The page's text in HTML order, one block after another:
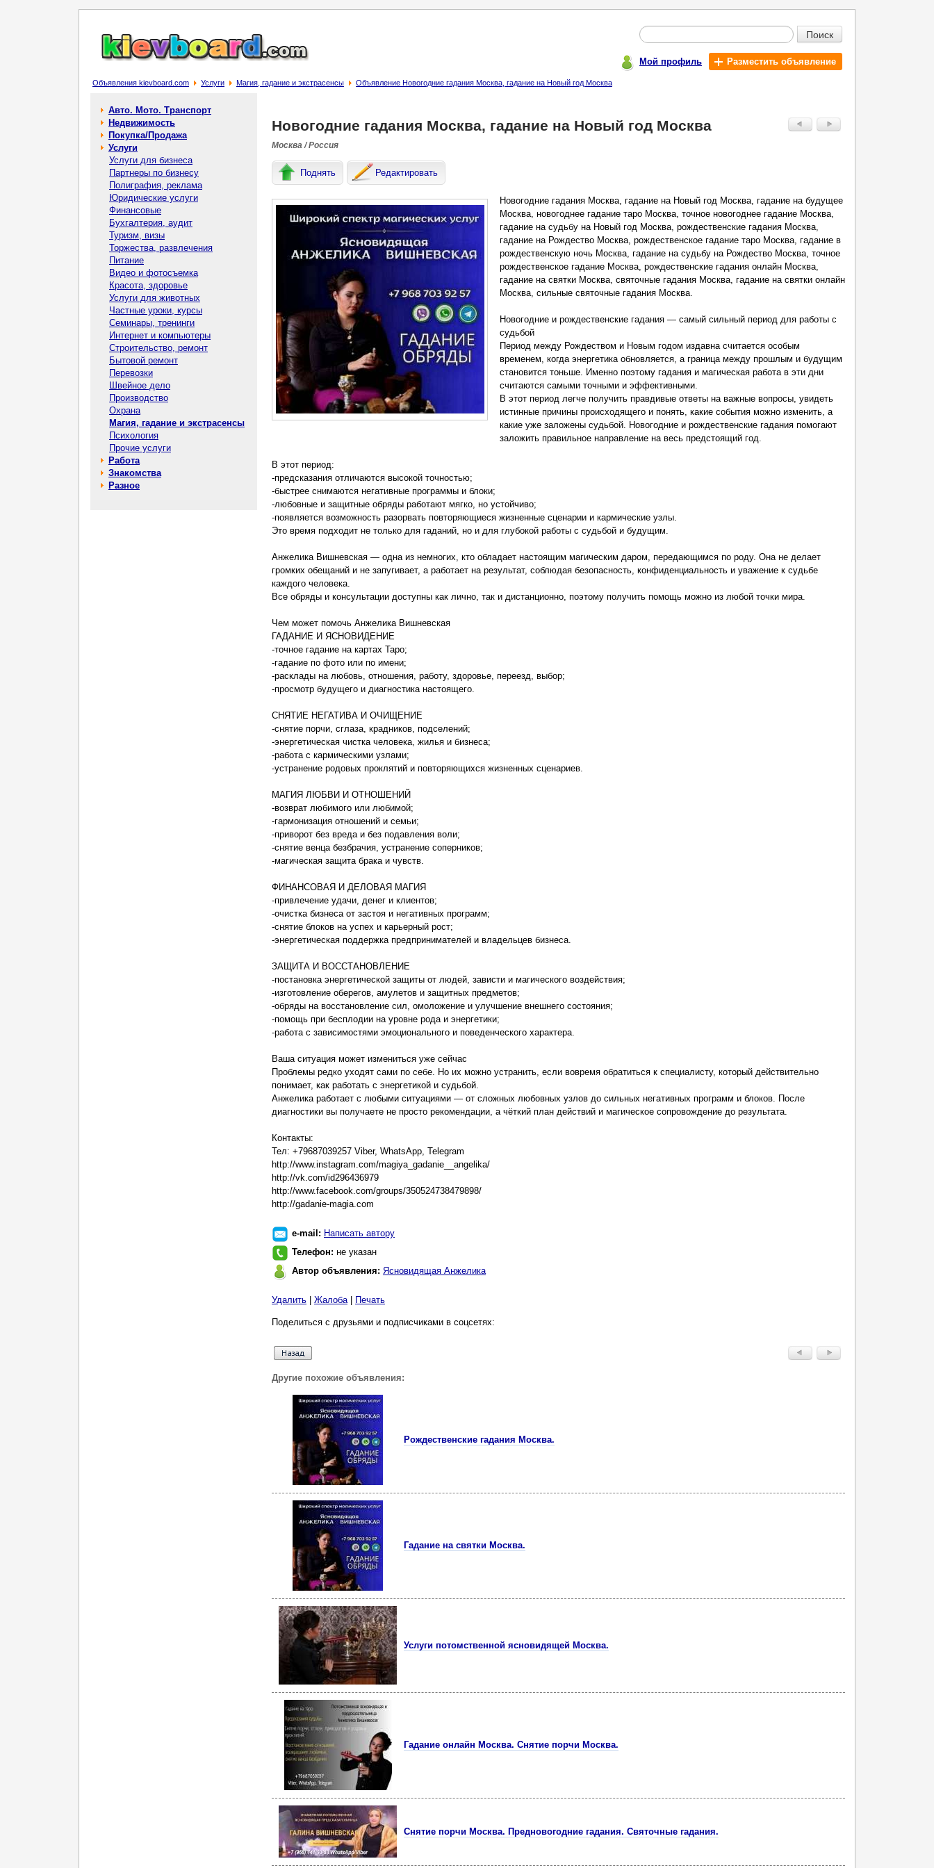
Поиск
Мой профиль Разместить объявление
Объявления kievboard.com Услуги Магия, гадание и экстрасенсы Объявление Новогодние гадания Москва, гадание на Новый год Москва
Авто. Мото. Транспорт
Недвижимость
Покупка/Продажа
Услуги
Услуги для бизнеса
Партнеры по бизнесу
Полиграфия, реклама
Юридические услуги
Финансовые
Бухгалтерия, аудит
Туризм, визы
Торжества, развлечения
Питание
Видео и фотосъемка
Красота, здоровье
Услуги для животных
Частные уроки, курсы
Семинары, тренинги
Интернет и компьютеры
Строительство, ремонт
Бытовой ремонт
Перевозки
Швейное дело
Производство
Охрана
Магия, гадание и экстрасенсы
Психология
Прочие услуги
Работа
Знакомства
Разное
Новогодние гадания Москва, гадание на Новый год Москва
Москва / Россия
Поднять Редактировать
Новогодние гадания Москва, гадание на Новый год Москва, гадание на будущее
Москва, новогоднее гадание таро Москва, точное новогоднее гадание Москва,
гадание на судьбу на Новый год Москва, рождественские гадания Москва,
гадание на Рождество Москва, рождественское гадание таро Москва, гадание в
рождественскую ночь Москва, гадание на судьбу на Рождество Москва, точное
рождественское гадание Москва, рождественские гадания онлайн Москва,
гадание на святки Москва, святочные гадания Москва, гадание на святки онлайн
Москва, сильные святочные гадания Москва.
Новогодние и рождественские гадания — самый сильный период для работы с
судьбой
Период между Рождеством и Новым годом издавна считается особым
временем, когда энергетика обновляется, а граница между прошлым и будущим
становится тоньше. Именно поэтому гадания и магическая работа в эти дни
считаются самыми точными и эффективными.
В этот период легче получить правдивые ответы на важные вопросы, увидеть
истинные причины происходящего и понять, какие события можно изменить, а
какие уже заложены судьбой. Новогодние и рождественские гадания помогают
заложить правильное направление на весь предстоящий год.
В этот период:
-предсказания отличаются высокой точностью;
-быстрее снимаются негативные программы и блоки;
-любовные и защитные обряды работают мягко, но устойчиво;
-появляется возможность разорвать повторяющиеся жизненные сценарии и кармические узлы.
Это время подходит не только для гаданий, но и для глубокой работы с судьбой и будущим.
Анжелика Вишневская — одна из немногих, кто обладает настоящим магическим даром, передающимся по роду. Она не делает
громких обещаний и не запугивает, а работает на результат, соблюдая безопасность, конфиденциальность и уважение к судьбе
каждого человека.
Все обряды и консультации доступны как лично, так и дистанционно, поэтому получить помощь можно из любой точки мира.
Чем может помочь Анжелика Вишневская
ГАДАНИЕ И ЯСНОВИДЕНИЕ
-точное гадание на картах Таро;
-гадание по фото или по имени;
-расклады на любовь, отношения, работу, здоровье, переезд, выбор;
-просмотр будущего и диагностика настоящего.
СНЯТИЕ НЕГАТИВА И ОЧИЩЕНИЕ
-снятие порчи, сглаза, крадников, подселений;
-энергетическая чистка человека, жилья и бизнеса;
-работа с кармическими узлами;
-устранение родовых проклятий и повторяющихся жизненных сценариев.
МАГИЯ ЛЮБВИ И ОТНОШЕНИЙ
-возврат любимого или любимой;
-гармонизация отношений и семьи;
-приворот без вреда и без подавления воли;
-снятие венца безбрачия, устранение соперников;
-магическая защита брака и чувств.
ФИНАНСОВАЯ И ДЕЛОВАЯ МАГИЯ
-привлечение удачи, денег и клиентов;
-очистка бизнеса от застоя и негативных программ;
-снятие блоков на успех и карьерный рост;
-энергетическая поддержка предпринимателей и владельцев бизнеса.
ЗАЩИТА И ВОССТАНОВЛЕНИЕ
-постановка энергетической защиты от людей, зависти и магического воздействия;
-изготовление оберегов, амулетов и защитных предметов;
-обряды на восстановление сил, омоложение и улучшение внешнего состояния;
-помощь при бесплодии на уровне рода и энергетики;
-работа с зависимостями эмоционального и поведенческого характера.
Ваша ситуация может измениться уже сейчас
Проблемы редко уходят сами по себе. Но их можно устранить, если вовремя обратиться к специалисту, который действительно
понимает, как работать с энергетикой и судьбой.
Анжелика работает с любыми ситуациями — от сложных любовных узлов до сильных негативных программ и блоков. После
диагностики вы получаете не просто рекомендации, а чёткий план действий и магическое сопровождение до результата.
Контакты:
Тел: +79687039257 Viber, WhatsApp, Telegram
http://www.instagram.com/magiya_gadanie__angelika/
http://vk.com/id296436979
http://www.facebook.com/groups/350524738479898/
http://gadanie-magia.com
e-mail: Написать автору
Телефон: не указан
Автор объявления: Ясновидящая Анжелика
Удалить Жалоба| Печать
Поделиться с друзьями и подписчиками в соцсетях:
Другие похожие объявления:
Рождественские гадания Москва.
Гадание на святки Москва.
Услуги потомственной ясновидящей Москва.
Гадание онлайн Москва. Снятие порчи Москва.
Снятие порчи Москва. Предновогодние гадания. Святочные гадания.